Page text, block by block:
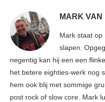
MARK VAN
Mark staat
slapen.
negentig kan hij een een
het betere eighties-werk nog
hem ook blij met sommige
post rock of slow core. Mark